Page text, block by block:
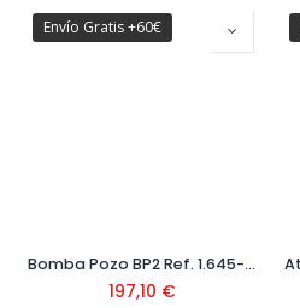
Envío Gratis +60€
Bomba Pozo BP2 Ref. 1.645-420.0
197,10 €